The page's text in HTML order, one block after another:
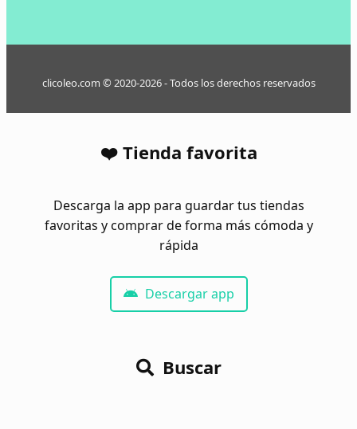
clicoleo.com © 2020-2026 - Todos los derechos reservados
❤️ Tienda favorita
Descarga la app para guardar tus tiendas
favoritas y comprar de forma más cómoda y
rápida
Descargar app
Buscar